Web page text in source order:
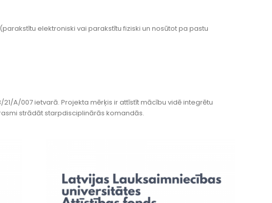
(parakstītu elektroniski vai parakstītu fiziski un nosūtot pa pastu
21/A/007 ietvarā. Projekta mērķis ir attīstīt mācību vidē integrētu
strādāt starpdisciplinārās komandās.